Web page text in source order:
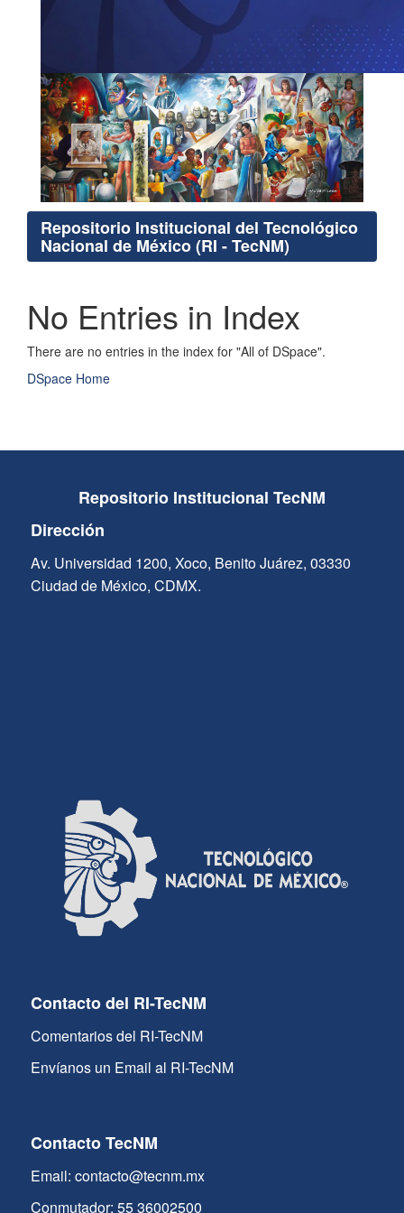
Repositorio Institucional del Tecnológico
Nacional de México (RI - TecNM)
No Entries in Index
There are no entries in the index for "All of DSpace".
DSpace Home
Repositorio Institucional TecNM
Dirección
Av. Universidad 1200, Xoco, Benito Juárez, 03330
Ciudad de México, CDMX.
Contacto del RI-TecNM
Comentarios del RI-TecNM
Envíanos un Email al RI-TecNM
Contacto TecNM
Email: contacto@tecnm.mx
Conmutador: 55 36002500